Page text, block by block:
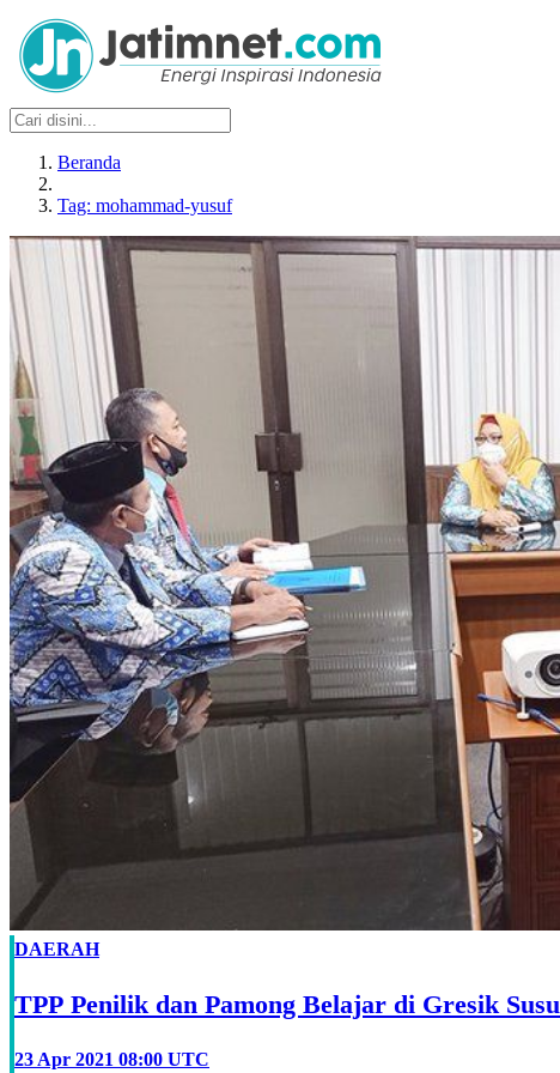
Beranda
Tag: mohammad-yusuf
DAERAH
TPP Penilik dan Pamong Belajar di Gresik
23 Apr 2021 08:00 UTC